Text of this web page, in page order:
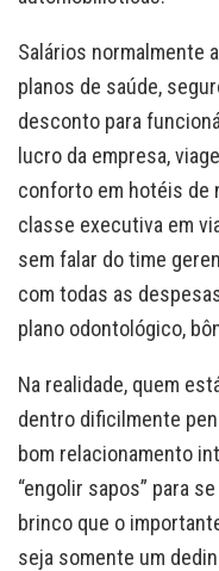
Salários normalmente
planos de saúde,
desconto para
lucro da empresa,
conforto em hotéis de
classe executiva em
sem falar do time
com todas as
plano odontológico,
Na realidade, quem
dentro dificilmente
bom relacionamento
“engolir sapos” para
brinco que o
seja somente um